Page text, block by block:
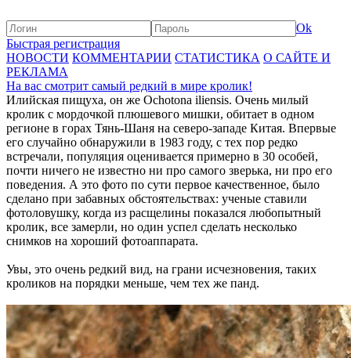
Ok
Быстрая регистрация
НОВОСТИ КОММЕНТАРИИ СТАТИСТИКА О САЙТЕ И
РЕКЛАМА
На вас смотрит самый редкий в мире кролик!
Илийская пищуха, он же Ochotona iliensis. Очень милый
кролик с мордочкой плюшевого мишки, обитает в одном
регионе в горах Тянь-Шаня на северо-западе Китая. Впервые
его случайно обнаружили в 1983 году, с тех пор редко
встречали, популяция оценивается примерно в 30 особей,
почти ничего не известно ни про самого зверька, ни про его
поведения. А это фото по сути первое качественное, было
сделано при забавных обстоятельствах: ученые ставили
фотоловушку, когда из расщелины показался любопытный
кролик, все замерли, но один успел сделать несколько
снимков на хороший фотоаппарата.
Увы, это очень редкий вид, на грани исчезновения, таких
кроликов на порядки меньше, чем тех же панд.